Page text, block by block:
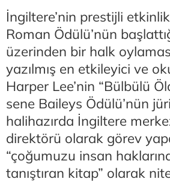
İngiltere’nin prestijli
Roman Ödülü’nün
üzerinden bir halk
yazılmış en etkileyici ve
Harper Lee’nin “Bülbülü
sene Baileys Ödülü’nün
halihazırda İngiltere
direktörü olarak görev
“çoğumuzu insan
tanıştıran kitap” olarak